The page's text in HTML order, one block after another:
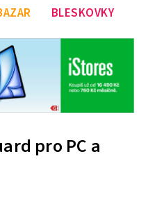
BLESKOVKY
pro PC a